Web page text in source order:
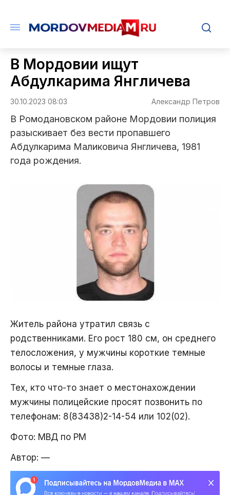
В Мордовии ищут
Абдулкарима Янгличева
30.10.2023 08:03 Александр Петров
В Ромодановском районе Мордовии полиция
разыскивает без вести пропавшего
Абдулкарима Маликовича Янгличева, 1981
года рождения.
Житель района утратил связь с
родственниками. Его рост 180 см, он среднего
телосложения, у мужчины короткие темные
волосы и темные глаза.
Тех, кто что-то знает о местонахождении
мужчины полицейские просят позвонить по
телефонам: 8(83438)2-14-54 или 102(02).
Фото: МВД по РМ
Автор: —